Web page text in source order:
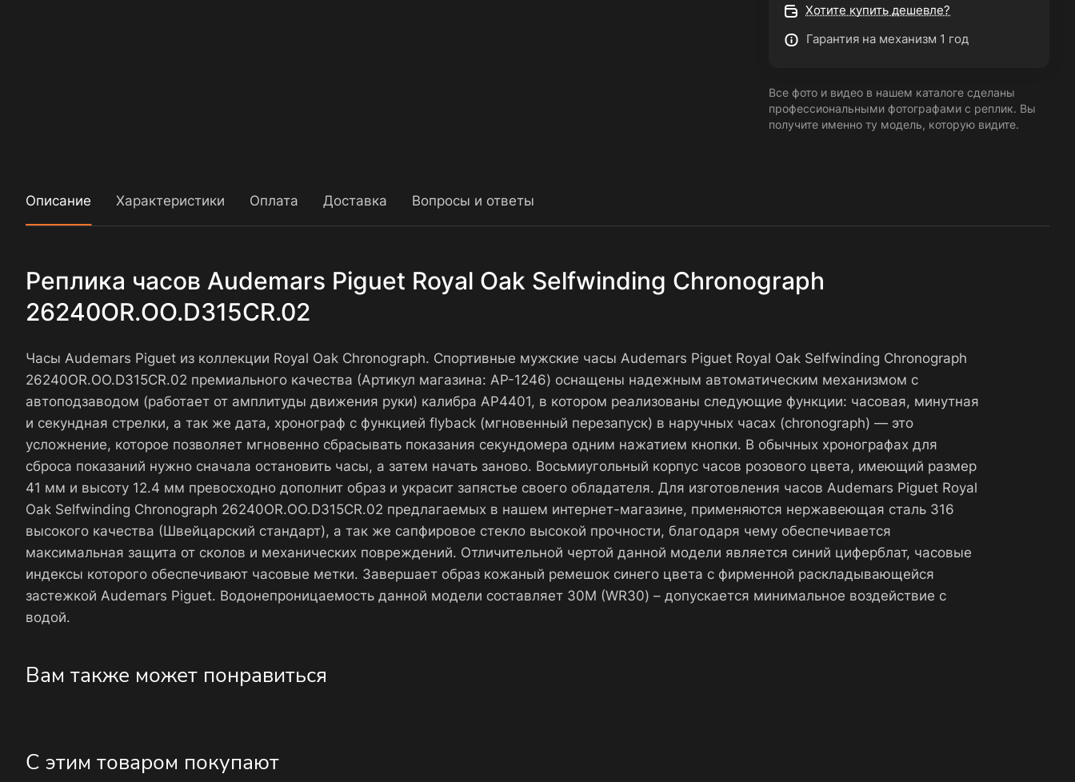
Хотите купить дешевле?
Гарантия на механизм 1 год
Все фото и видео в нашем каталоге сделаны
профессиональными фотографами с реплик. Вы
получите именно ту модель, которую видите.
Описание Характеристики Оплата Доставка Вопросы и ответы
Реплика часов Audemars Piguet Royal Oak Selfwinding Chronograph
26240OR.OO.D315CR.02
Часы Audemars Piguet из коллекции Royal Oak Chronograph. Спортивные мужские часы Audemars Piguet Royal Oak Selfwinding Chronograph
26240OR.OO.D315CR.02 премиального качества (Артикул магазина: AP-1246) оснащены надежным автоматическим механизмом с
автоподзаводом (работает от амплитуды движения руки) калибра AP4401, в котором реализованы следующие функции: часовая, минутная
и секундная стрелки, а так же дата, хронограф с функцией flyback (мгновенный перезапуск) в наручных часах (chronograph) — это
усложнение, которое позволяет мгновенно сбрасывать показания секундомера одним нажатием кнопки. В обычных хронографах для
сброса показаний нужно сначала остановить часы, а затем начать заново. Восьмиугольный корпус часов розового цвета, имеющий размер
41 мм и высоту 12.4 мм превосходно дополнит образ и украсит запястье своего обладателя. Для изготовления часов Audemars Piguet Royal
Oak Selfwinding Chronograph 26240OR.OO.D315CR.02 предлагаемых в нашем интернет-магазине, применяются нержавеющая сталь 316
высокого качества (Швейцарский стандарт), а так же сапфировое стекло высокой прочности, благодаря чему обеспечивается
максимальная защита от сколов и механических повреждений. Отличительной чертой данной модели является синий циферблат, часовые
индексы которого обеспечивают часовые метки. Завершает образ кожаный ремешок синего цвета с фирменной раскладывающейся
застежкой Audemars Piguet. Водонепроницаемость данной модели составляет 30М (WR30) – допускается минимальное воздействие с
водой.
Вам также может понравиться
С этим товаром покупают